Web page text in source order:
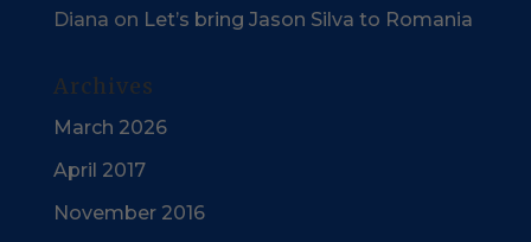
Diana on Let’s bring Jason Silva to Romania
Archives
March 2026
April 2017
November 2016